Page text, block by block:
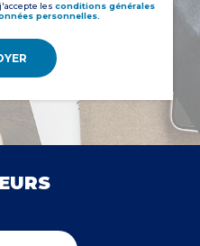
les conditions générales
personnelles.